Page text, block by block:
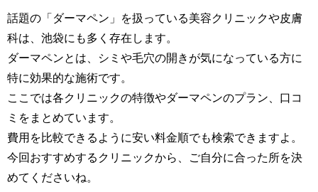
話題の「ダーマペン」を扱っている美容クリニックや皮膚
科は、池袋にも多く存在します。
ダーマペンとは、シミや毛穴の開きが気になっている方に
特に効果的な施術です。
ここでは各クリニックの特徴やダーマペンのプラン、口コ
ミをまとめています。
費用を比較できるように安い料金順でも検索できますよ。
今回おすすめするクリニックから、ご自分に合った所を決
めてくださいね。